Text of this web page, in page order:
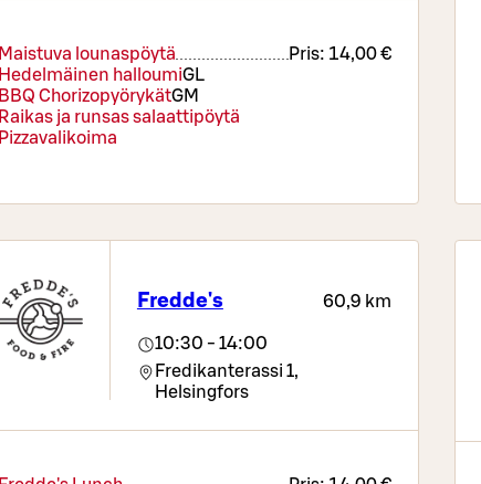
Maistuva lounaspöytä Pris: 14,00 €
Hedelmäinen halloumiGL
BBQ ChorizopyörykätGM
Raikas ja runsas salaattipöytä
Pizzavalikoima
Fredde's 60,9 km
10:30 - 14:00
Fredikanterassi 1,
Helsingfors